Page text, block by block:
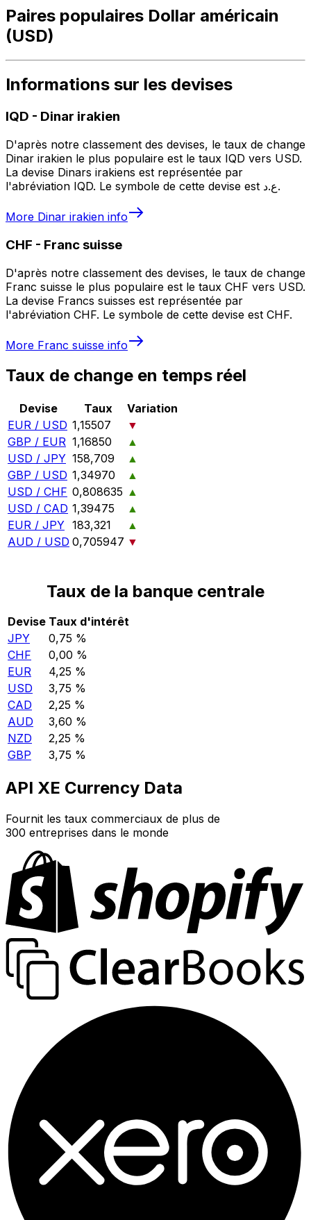
Paires populaires Dollar américain
(USD)
Informations sur les devises
IQD - Dinar irakien
D'après notre classement des devises, le taux de change
Dinar irakien le plus populaire est le taux IQD vers USD.
La devise Dinars irakiens est représentée par
l'abréviation IQD. Le symbole de cette devise est ع.د.
More Dinar irakien info
CHF - Franc suisse
D'après notre classement des devises, le taux de change
Franc suisse le plus populaire est le taux CHF vers USD.
La devise Francs suisses est représentée par
l'abréviation CHF. Le symbole de cette devise est CHF.
More Franc suisse info
Taux de change en temps réel
Devise Taux
Variation
EUR / USD 1,15507
▼
GBP / EUR 1,16850
▲
USD / JPY 158,709
▲
GBP / USD 1,34970
▲
USD / CHF 0,808635 ▲
USD / CAD 1,39475
▲
EUR / JPY 183,321
▲
AUD / USD 0,705947 ▼
Taux de la banque centrale
Devise Taux d'intérêt
JPY
0,75 %
CHF
0,00 %
EUR
4,25 %
USD
3,75 %
CAD
2,25 %
AUD
3,60 %
NZD
2,25 %
GBP
3,75 %
API XE Currency Data
Fournit les taux commerciaux de plus de
300 entreprises dans le monde